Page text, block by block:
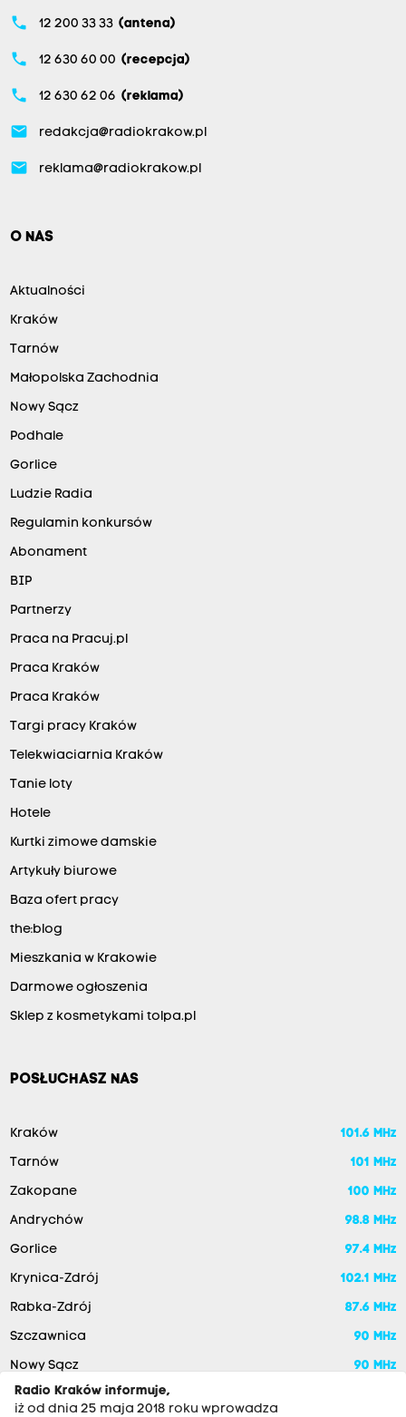
phone 12 200 33 33 (antena)
phone 12 630 60 00 (recepcja)
phone 12 630 62 06 (reklama)
email redakcja@radiokrakow.pl
email reklama@radiokrakow.pl
O NAS
Aktualności
Kraków
Tarnów
Małopolska Zachodnia
Nowy Sącz
Podhale
Gorlice
Ludzie Radia
Regulamin konkursów
Abonament
BIP
Partnerzy
Praca na Pracuj.pl
Praca Kraków
Praca Kraków
Targi pracy Kraków
Telekwiaciarnia Kraków
Tanie loty
Hotele
Kurtki zimowe damskie
Artykuły biurowe
Baza ofert pracy
the:blog
Mieszkania w Krakowie
Darmowe ogłoszenia
Sklep z kosmetykami tolpa.pl
POSŁUCHASZ NAS
Kraków 101.6 MHz
Tarnów 101 MHz
Zakopane 100 MHz
Andrychów 98.8 MHz
Gorlice 97.4 MHz
Krynica-Zdrój 102.1 MHz
Rabka-Zdrój 87.6 MHz
Szczawnica 90 MHz
Nowy Sącz
90 MHz
Radio Kraków informuje,
iż od dnia 25 maja 2018 roku wprowadza